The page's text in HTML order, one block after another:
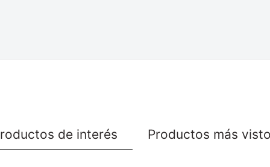
de interés Productos más